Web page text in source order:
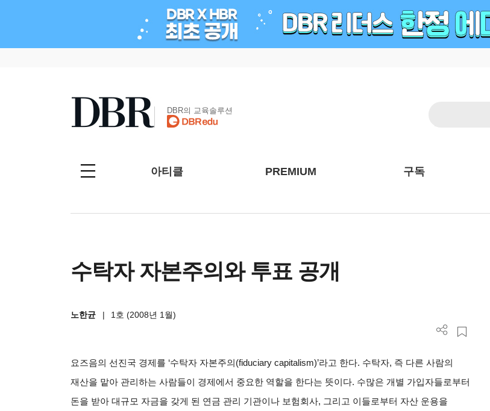
DBR의 교육솔루션
아티클 PREMIUM 구독
수탁자 자본주의와 투표 공개
노한균 | 1호 (2008년 1월)
요즈음의 선진국 경제를 ‘수탁자 자본주의(fiduciary capitalism)’라고 한다. 수탁자, 즉 다른 사람의
재산을 맡아 관리하는 사람들이 경제에서 중요한 역할을 한다는 뜻이다. 수많은 개별 가입자들로부터
돈을 받아 대규모 자금을 갖게 된 연금 관리 기관이나 보험회사, 그리고 이들로부터 자산 운용을